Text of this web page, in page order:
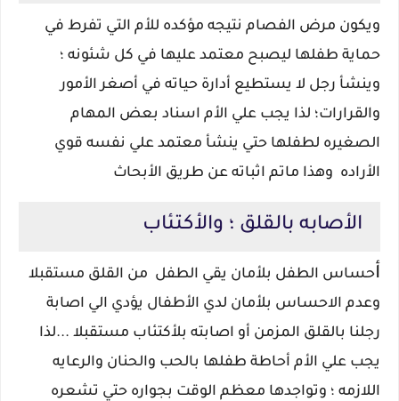
ويكون مرض الفصام نتيجه مؤكده للأم التي تفرط في
حماية طفلها ليصبح معتمد عليها في كل شئونه ؛
وينشأ رجل لا يستطيع أدارة حياته في أصغر الأمور
والقرارات؛ لذا يجب علي الأم اسناد بعض المهام
الصغيره لطفلها حتي ينشأ معتمد علي نفسه قوي
الأراده وهذا ماتم اثباته عن طريق الأبحاث
الأصابه بالقلق ؛ والأكتئاب
أحساس الطفل بلأمان يقي الطفل من القلق مستقبلا
وعدم الاحساس بلأمان لدي الأطفال يؤدي الي اصابة
رجلنا بالقلق المزمن أو اصابته بلأكتئاب مستقبلا ...لذا
يجب علي الأم أحاطة طفلها بالحب والحنان والرعايه
اللازمه ؛ وتواجدها معظم الوقت بجواره حتي تشعره